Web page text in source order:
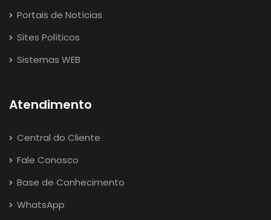
Portais de Notícias
Sites Políticos
Sistemas WEB
Atendimento
Central do Cliente
Fale Conosco
Base de Conhecimento
WhatsApp